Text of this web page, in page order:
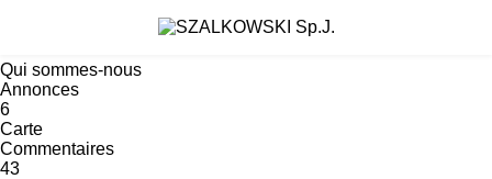
Qui sommes-nous
Annonces
6
Carte
Commentaires
43